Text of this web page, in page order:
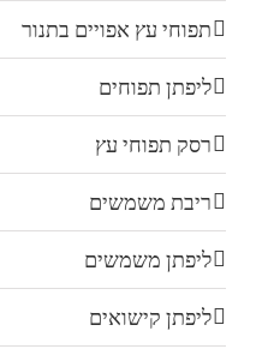
תפוחי עץ אפויים בתנור
ליפתן תפוחים
רסק תפוחי עץ
ריבת משמשים
ליפתן משמשים
ליפתן קישואים